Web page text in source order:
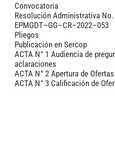
Convocatoria
Resolución Administrativa No.
EPMGDT–GG–CR–2022–053
Pliegos
Publicación en Sercop
ACTA N° 1 Audiencia de
aclaraciones
ACTA N° 2 Apertura de Ofertas
ACTA N° 3 Calificación de